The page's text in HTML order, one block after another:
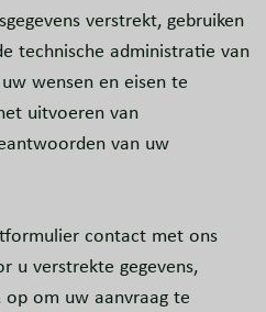
verstrekt, gebruiken
technische administratie van
wensen en eisen te
uitvoeren van
van uw
contact met ons
u verstrekte gegevens,
op om uw aanvraag te